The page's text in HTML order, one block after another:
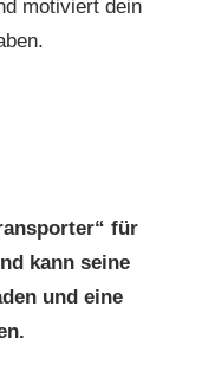
motiviert dein
für
kann seine
und eine